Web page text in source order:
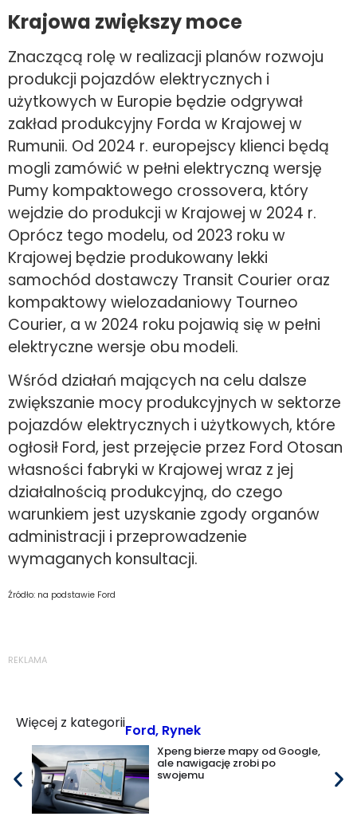
Krajowa zwiększy moce
Znaczącą rolę w realizacji planów rozwoju
produkcji pojazdów elektrycznych i
użytkowych w Europie będzie odgrywał
zakład produkcyjny Forda w Krajowej w
Rumunii. Od 2024 r. europejscy klienci będą
mogli zamówić w pełni elektryczną wersję
Pumy kompaktowego crossovera, który
wejdzie do produkcji w Krajowej w 2024 r.
Oprócz tego modelu, od 2023 roku w
Krajowej będzie produkowany lekki
samochód dostawczy Transit Courier oraz
kompaktowy wielozadaniowy Tourneo
Courier, a w 2024 roku pojawią się w pełni
elektryczne wersje obu modeli.
Wśród działań mających na celu dalsze
zwiększanie mocy produkcyjnych w sektorze
pojazdów elektrycznych i użytkowych, które
ogłosił Ford, jest przejęcie przez Ford Otosan
własności fabryki w Krajowej wraz z jej
działalnością produkcyjną, do czego
warunkiem jest uzyskanie zgody organów
administracji i przeprowadzenie
wymaganych konsultacji.
Źródło: na podstawie Ford
REKLAMA
Więcej z kategoriiFord, Rynek
Xpeng bierze mapy od Google,
ale nawigację zrobi po
swojemu